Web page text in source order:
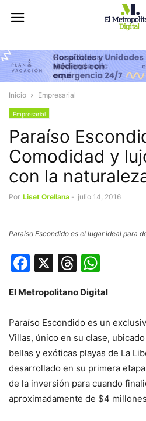
Inicio Empresarial
Empresarial
Paraíso
Comodidad y
con la
Por Liset Orellana - julio 14, 2016
Paraíso Escondido es el lugar ideal para
Facebook
X Threads
El Metropolitano Digital
Paraíso Escondido es un
Villas, único en su clase,
bellas y exóticas playas de La
desarrollado en su primera
de la inversión para cuando
aproximadamente de $4